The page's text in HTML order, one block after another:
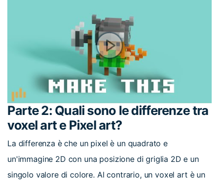
Parte 2: Quali sono le differenze tra
voxel art e Pixel art?
La differenza è che un pixel è un quadrato e
un'immagine 2D con una posizione di griglia 2D e un
singolo valore di colore. Al contrario, un voxel art è un